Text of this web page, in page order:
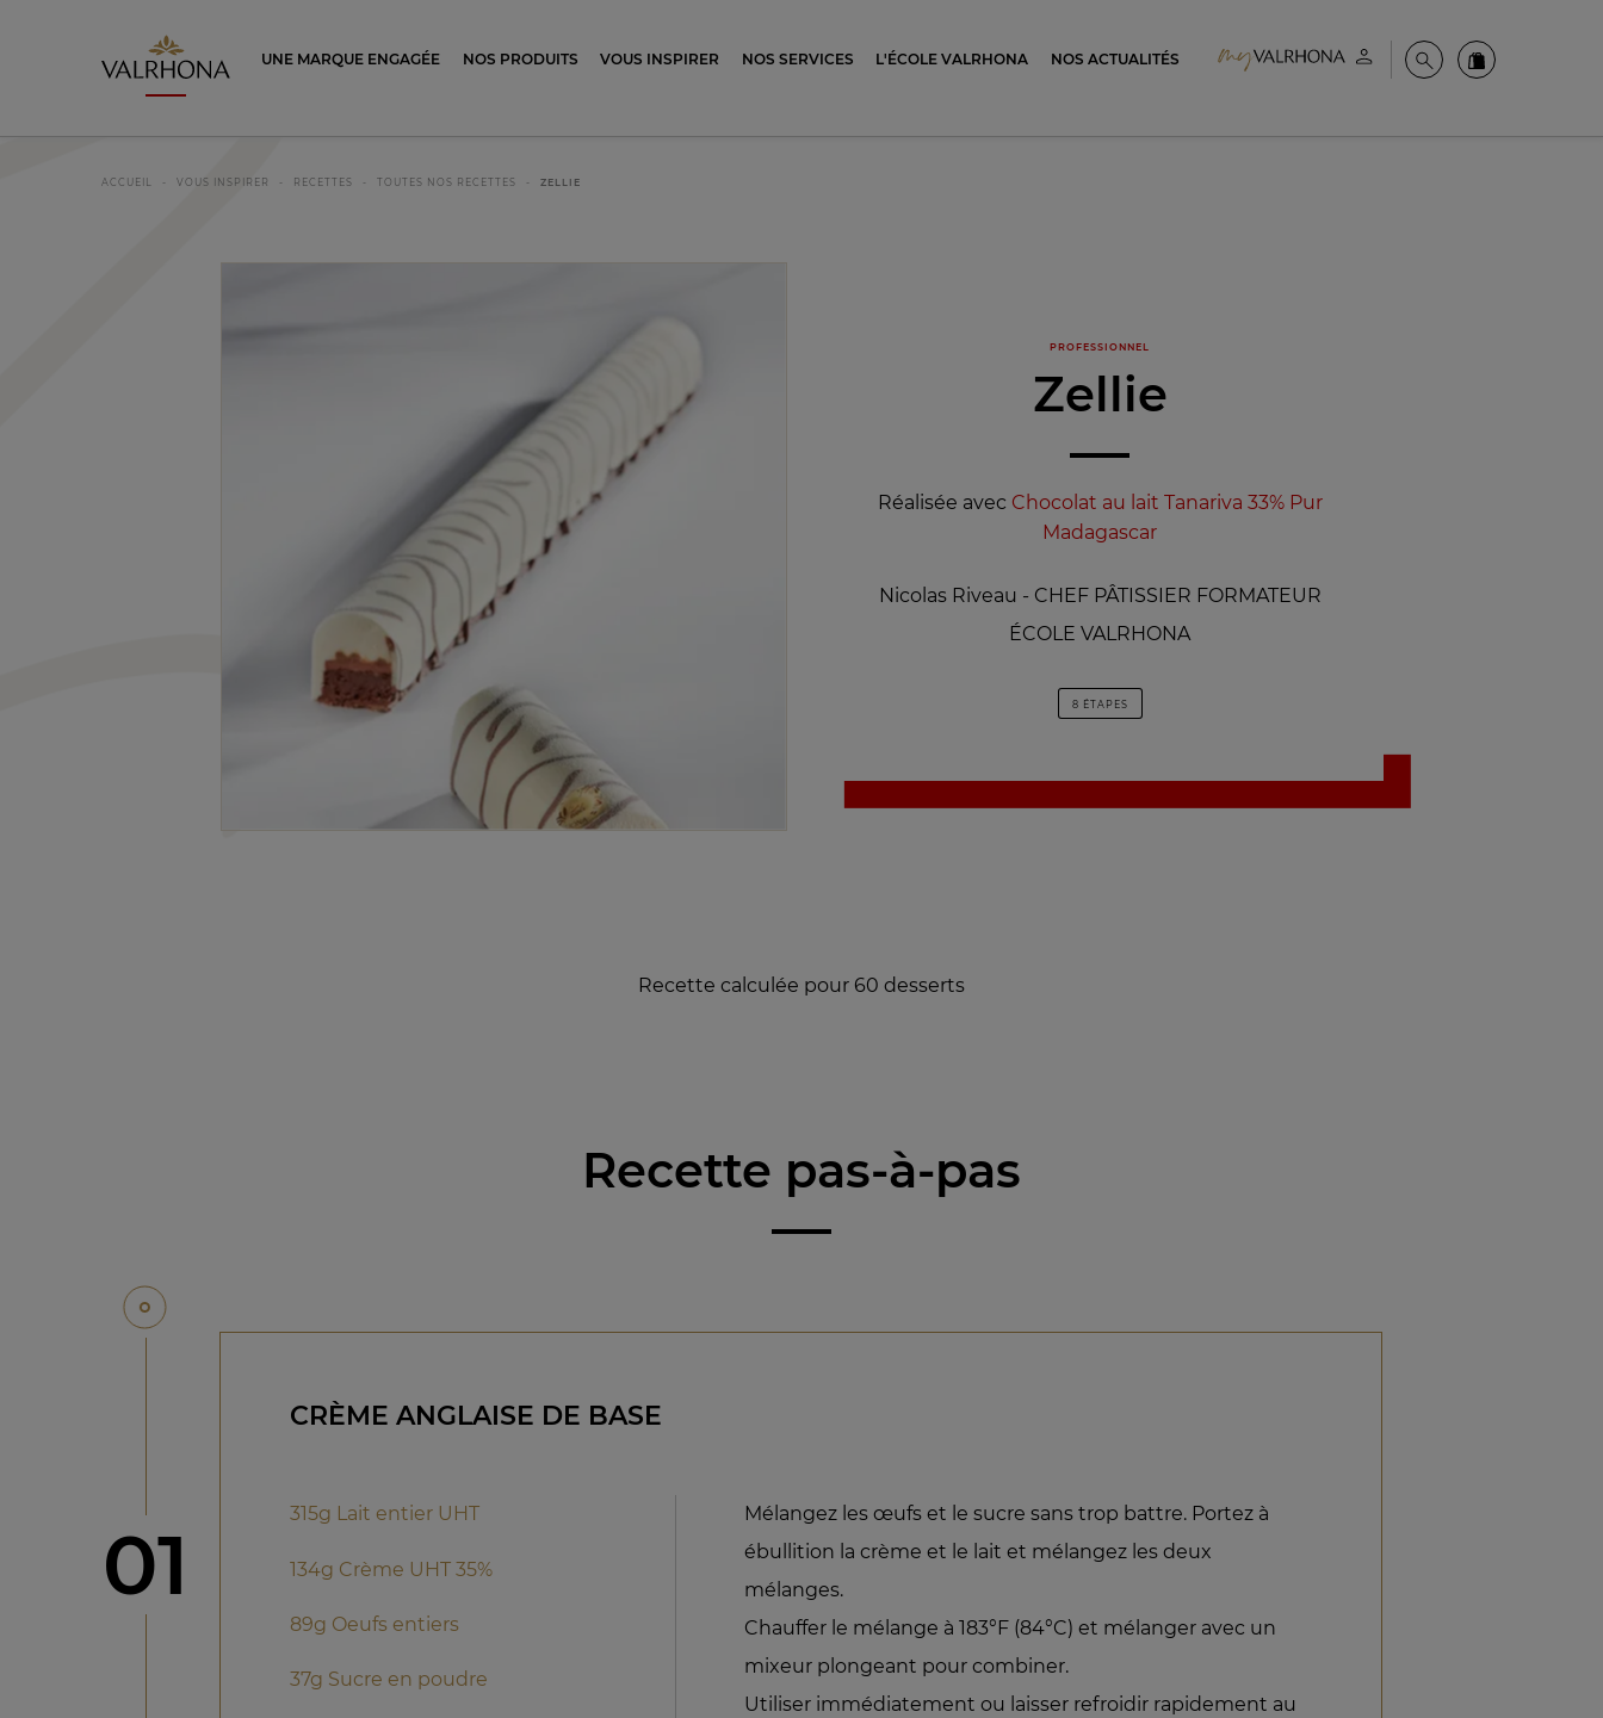
Valrhona - Imaginons le meilleur du chocolat
Espace client RechercheCommandez
UNE MARQUE ENGAGÉE NOS PRODUITS VOUS INSPIRER NOS SERVICES L'ÉCOLE VALRHONA NOS ACTUALITÉS
ACCUEIL VOUS INSPIRER RECETTES TOUTES NOS RECETTES ZELLIE
PROFESSIONNEL
Zellie
Réalisée avec Chocolat au lait Tanariva 33% Pur
Madagascar
Nicolas Riveau - CHEF PÂTISSIER FORMATEUR
ÉCOLE VALRHONA
8 ÉTAPES
Recette calculée pour 60 desserts
Recette pas-à-pas
étape
01
CRÈME ANGLAISE DE BASE
315g Lait entier UHT
134g Crème UHT 35%
89g Oeufs entiers
37g Sucre en poudre
Mélangez les œufs et le sucre sans trop battre. Portez à
ébullition la crème et le lait et mélangez les deux
mélanges.
Chauffer le mélange à 183°F (84°C) et mélanger avec un
mixeur plongeant pour combiner.
Utiliser immédiatement ou laisser refroidir rapidement au